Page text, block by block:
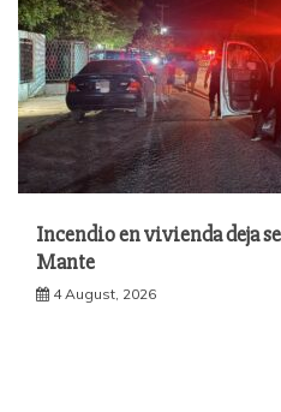
Incendio en vivienda deja
Mante
4 August, 2026